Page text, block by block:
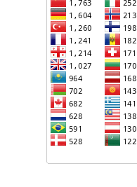
ՈՉ ՈՔ ԻՆՁ ՉԻ
ԹՈՒՐՔԻԱՅԻՆ F-35,
ՀԱՅԱՑՔ
ԿՅԱՆՔԻ ԿՈՉՄԱՆ
ՀԱՊԿ-Ի
ՄԻՋԱԶԳԱՅԻՆ